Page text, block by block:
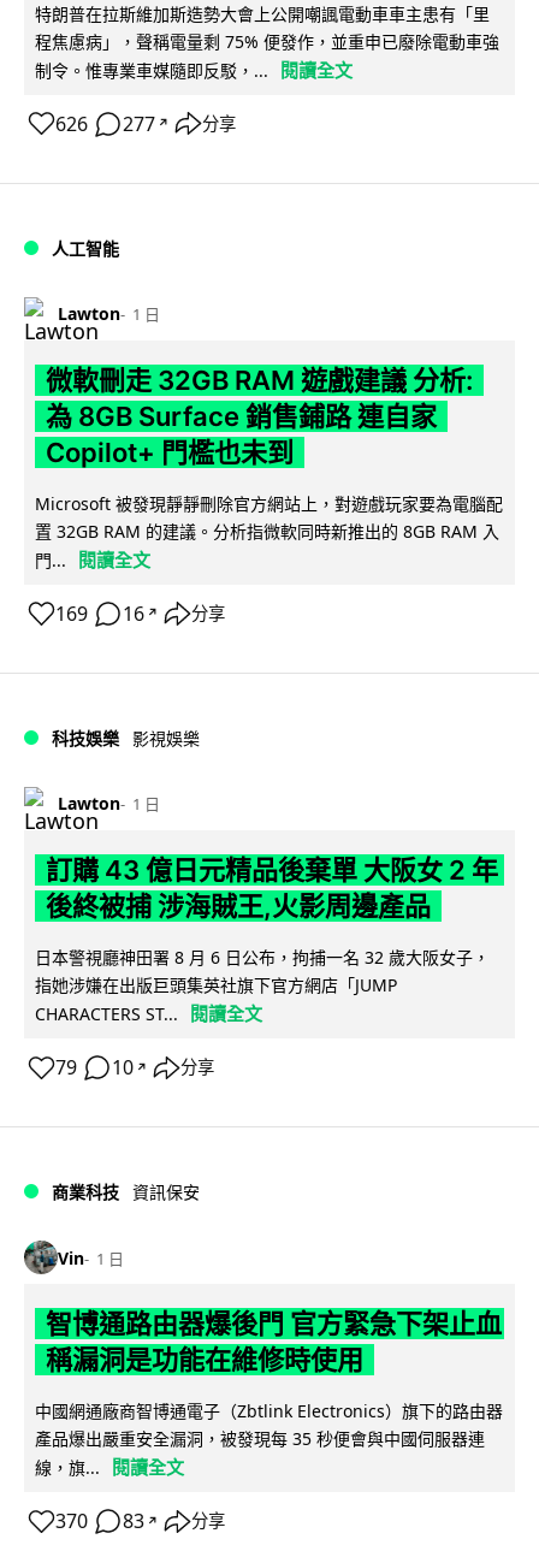
特朗普在拉斯維加斯造勢大會上公開嘲諷電動車車主患有「里
程焦慮病」，聲稱電量剩 75% 便發作，並重申已廢除電動車強
制令。惟專業車媒隨即反駁，...
閱讀全文
626 277 ↗ 分享
人工智能
Lawton 1 日
微軟刪走 32GB RAM 遊戲建議 分析:
為 8GB Surface 銷售鋪路 連自家
Copilot+ 門檻也未到
Microsoft 被發現靜靜刪除官方網站上，對遊戲玩家要為電腦配
置 32GB RAM 的建議。分析指微軟同時新推出的 8GB RAM 入
門...
閱讀全文
169 16 ↗ 分享
科技娛樂 影視娛樂
Lawton 1 日
訂購 43 億日元精品後棄單 大阪女 2 年
後終被捕 涉海賊王,火影周邊產品
日本警視廳神田署 8 月 6 日公布，拘捕一名 32 歲大阪女子，
指她涉嫌在出版巨頭集英社旗下官方網店「JUMP
CHARACTERS ST...
閱讀全文
79 10 ↗ 分享
商業科技 資訊保安
Vin 1 日
智博通路由器爆後門 官方緊急下架止血
稱漏洞是功能在維修時使用
中國網通廠商智博通電子（Zbtlink Electronics）旗下的路由器
產品爆出嚴重安全漏洞，被發現每 35 秒便會與中國伺服器連
線，旗...
閱讀全文
370 83 ↗ 分享